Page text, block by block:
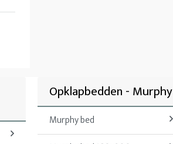
Opklapbedden - Murphy
Murphy bed